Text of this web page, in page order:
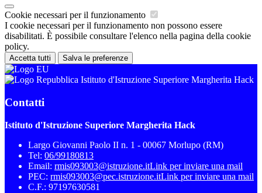
Cookie necessari per il funzionamento
I cookie necessari per il funzionamento non possono essere
disabilitati. È possibile consultare l'elenco nella pagina della cookie
policy.
Accetta tutti Salva le preferenze
Istituto d'Istruzione Superiore Margherita Hack
Contatti
Istituto d'Istruzione Superiore Margherita Hack
Largo Giovanni Paolo II n. 1 - 00067 Morlupo (RM)
Tel: 06/99180813
Email: rmis093003@istruzione.itLink per inviare una mail
PEC: rmis093003@pec.istruzione.itLink per inviare una mail
C.F.: 97197630581